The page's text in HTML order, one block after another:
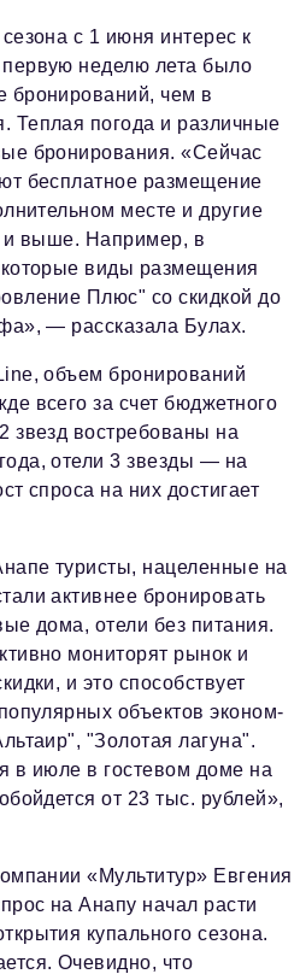
727-01-67
подписка
с 1 июня интерес к
неделю лета было
бронирований, чем в
Теплая погода и различные
бронирования. «Сейчас
бесплатное размещение
месте и другие
и выше. Например, в
виды размещения
Плюс" со скидкой до
— рассказала Булах.
объем бронирований
всего за счет бюджетного
звезд востребованы на
отели 3 звезды — на
спроса на них достигает
туристы, нацеленные на
активнее бронировать
дома, отели без питания.
мониторят рынок и
и это способствует
объектов эконом-
"Золотая лагуна".
в июле в гостевом доме на
от 23 тыс. рублей»,
«Мультитур» Евгения
на Анапу начал расти
купального сезона.
Очевидно, что